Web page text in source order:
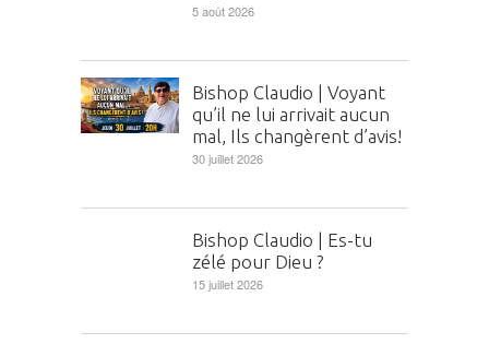
5 août 2026
Bishop Claudio | Voyant
qu’il ne lui arrivait aucun
mal, Ils changèrent d’avis!
30 juillet 2026
Bishop Claudio | Es-tu
zélé pour Dieu ?
15 juillet 2026